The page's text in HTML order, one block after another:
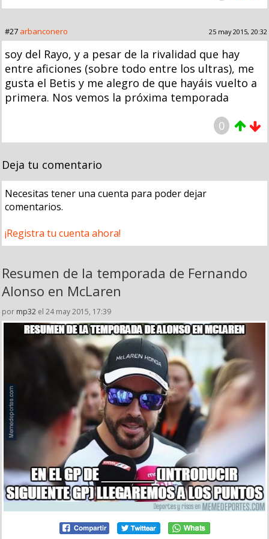
#27 arbanconero 25 may 2015, 20:32
soy del Rayo, y a pesar de la rivalidad que hay
entre aficiones (sobre todo entre los ultras), me
gusta el Betis y me alegro de que hayáis vuelto a
primera. Nos vemos la próxima temporada
0
Deja tu comentario
Necesitas tener una cuenta para poder dejar
comentarios.
¡Registra tu cuenta ahora!
Resumen de la temporada de Fernando
Alonso en McLaren
por mp32 el 24 may 2015, 17:39